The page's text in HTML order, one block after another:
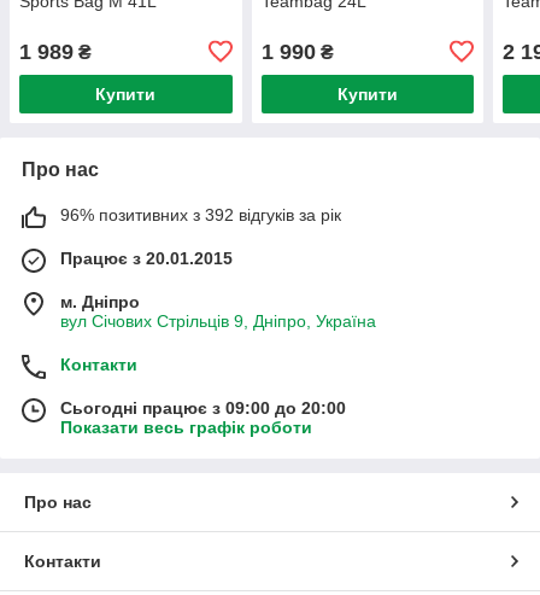
1 989 ₴
Купити
1 990₴
Купити
2
Про нас
96% позитивних з 392 відгуків за рік
Працює з 20.01.2015
м. Дніпро
вул Січових Стрільців 9, Дніпро, Україна
Контакти
Сьогодні працює з 09:00 до 20:00
Показати весь графік роботи
Про нас
Контакти